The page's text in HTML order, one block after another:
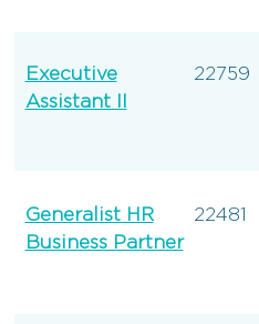
Executive
Assistant II
22759
Generalist HR
Business Partner
22481